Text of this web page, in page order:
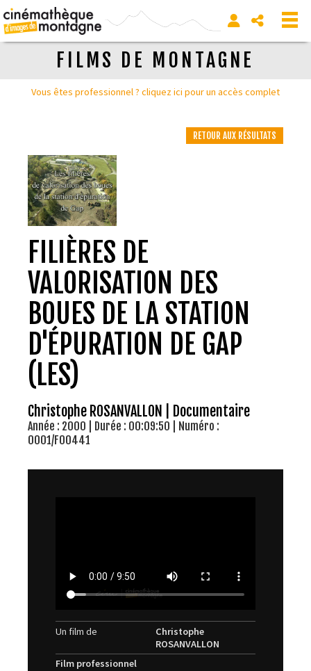
FILMS DE MONTAGNE
Vous êtes professionnel ? cliquez ici pour un accès complet
RETOUR AUX RÉSULTATS
FILIÈRES DE
VALORISATION DES
BOUES DE LA STATION
D'ÉPURATION DE GAP
(LES)
Christophe ROSANVALLON | Documentaire
Année : 2000 | Durée : 00:09:50 | Numéro :
0001/F00441
Un film de
Christophe
ROSANVALLON
Film professionnel